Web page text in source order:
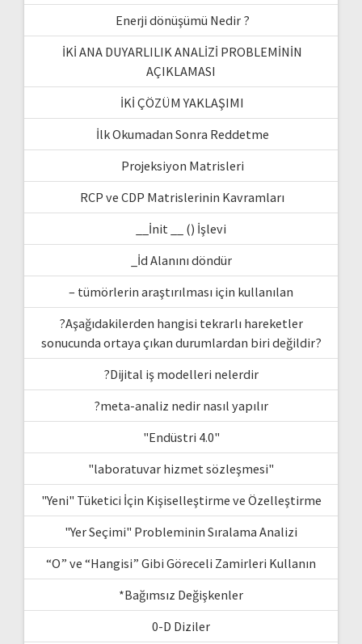
Enerji dönüşümü Nedir ?
İKİ ANA DUYARLILIK ANALİZİ PROBLEMİNİN
AÇIKLAMASI
İKİ ÇÖZÜM YAKLAŞIMI
İlk Okumadan Sonra Reddetme
Projeksiyon Matrisleri
RCP ve CDP Matrislerinin Kavramları
__İnit __ () İşlevi
_İd Alanını döndür
– tümörlerin araştırılması için kullanılan
?Aşağıdakilerden hangisi tekrarlı hareketler
sonucunda ortaya çıkan durumlardan biri değildir?
?Dijital iş modelleri nelerdir
?meta-analiz nedir nasıl yapılır
"Endüstri 4.0"
"laboratuvar hizmet sözleşmesi"
"Yeni" Tüketici İçin Kişiselleştirme ve Özelleştirme
"Yer Seçimi" Probleminin Sıralama Analizi
“O” ve “Hangisi” Gibi Göreceli Zamirleri Kullanın
*Bağımsız Değişkenler
0-D Diziler